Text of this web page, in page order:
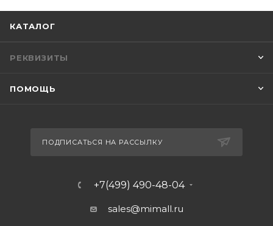
КАТАЛОГ
РЕКВИЗИТЫ
ПОМОЩЬ
ПОДПИСАТЬСЯ НА РАССЫЛКУ
+7(499) 490-48-04
sales@mimall.ru